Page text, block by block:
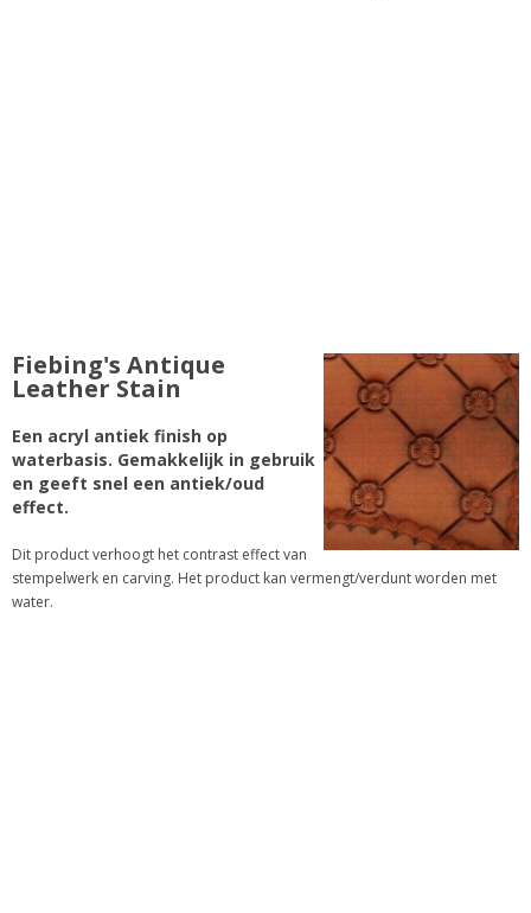
Fiebing's Antique
Leather Stain
Een acryl antiek finish op
waterbasis. Gemakkelijk in gebruik
en geeft snel een antiek/oud
effect.
Dit product verhoogt het contrast effect van
stempelwerk en carving. Het product kan vermengt/verdunt worden met
water.